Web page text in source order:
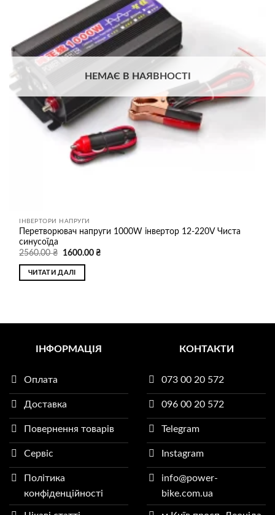
НЕМАЄ В НАЯВНОСТІ
ІНВЕРТОРИ НАПРУГИ
Перетворювач напруги 1000W інвертор 12-220V Чиста
синусоїда
2560.00₴
Оригінальна
2560.00 ₴.
1600.00₴Поточна
ЧИТАТИ ДАЛІ
ІНФОРМАЦІЯ
Оплата
Доставка
Повернення товарів
Сервіс
Політика
конфіденційності
КОНТАКТИ
073 00 20 572
096 00 20 572
Telegram
Instagram
info@power-
bike.com.ua